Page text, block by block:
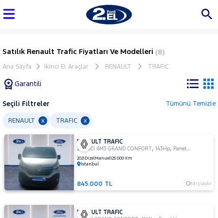
Satılık Renault Trafic Fiyatları Ve Modelleri (8)
Ana Sayfa İkinci El Araçlar RENAULT TRAFIC
Garantili
Tüm
Araçlar
AUDI
BMC
BMW
BYD
Seçili Filtreler Tümünü Temizle
RENAULT x TRAFIC x
RENAULT TRAFIC
2.0 DCI 6M3 GRAND CONFORT,143Hp, Panel Van
2021 DizelManuel125.000 Km
İstanbul
845.000 TL Karşılaştır
RENAULT TRAFIC